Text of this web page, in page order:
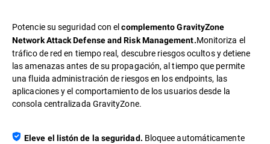
Potencie su seguridad con elcomplemento GravityZone
Network Attack Defense and Risk Management.Monitoriza el
tráfico de red en tiempo real, descubre riesgos ocultos y detiene
las amenazas antes de su propagación, al tiempo que permite
una fluida administración de riesgos en los endpoints, las
aplicaciones y el comportamiento de los usuarios desde la
consola centralizada GravityZone.
Eleve el listón de la seguridad. Bloquee automáticamente